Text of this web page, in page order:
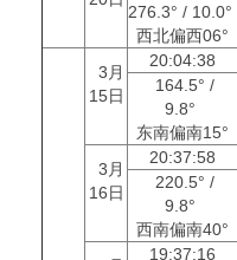
276.3° / 10.0°
西北偏西06°
3月
15日
20:04:38
164.5° /
9.8°
东南偏南15°
3月
16日
20:37:58
220.5° /
9.8°
西南偏南40°
19:37:16